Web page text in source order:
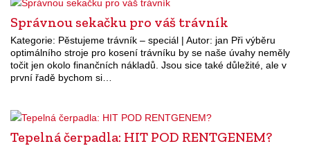
Správnou sekačku pro váš trávník
Kategorie: Pěstujeme trávník – speciál | Autor: jan Při výběru
optimálního stroje pro kosení trávníku by se naše úvahy neměly
točit jen okolo finančních nákladů. Jsou sice také důležité, ale v
první řadě bychom si…
Tepelná čerpadla: HIT POD RENTGENEM?